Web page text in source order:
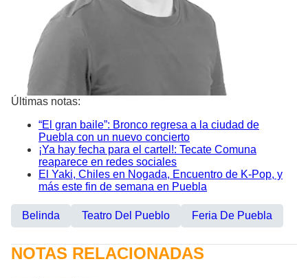
Últimas notas:
“El gran baile”: Bronco regresa a la ciudad de
Puebla con un nuevo concierto
¡Ya hay fecha para el cartel!: Tecate Comuna
reaparece en redes sociales
El Yaki, Chiles en Nogada, Encuentro de K-Pop, y
más este fin de semana en Puebla
Belinda Teatro Del Pueblo Feria De Puebla
NOTAS RELACIONADAS